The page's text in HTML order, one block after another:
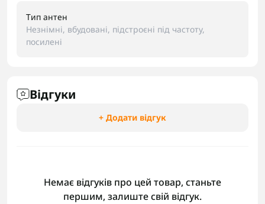
Тип антен
Незнімні, вбудовані, підстроєні під частоту,
посилені
Відгуки
+ Додати відгук
Немає відгуків про цей товар, станьте
першим, залиште свій відгук.